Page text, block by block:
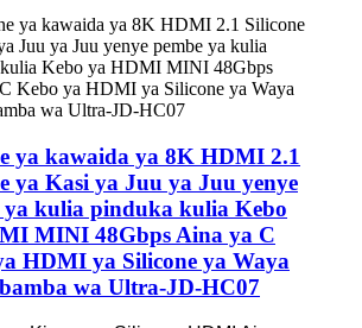
ya kawaida ya 8K HDMI 2.1
ya Kasi ya Juu ya Juu yenye
ya kulia pinduka kulia Kebo
MINI 48Gbps Aina ya C
HDMI ya Silicone ya Waya
wa Ultra-JD-HC07